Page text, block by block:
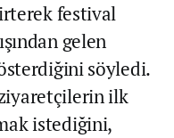
festival
gelen
söyledi.
ilk
istediğini,